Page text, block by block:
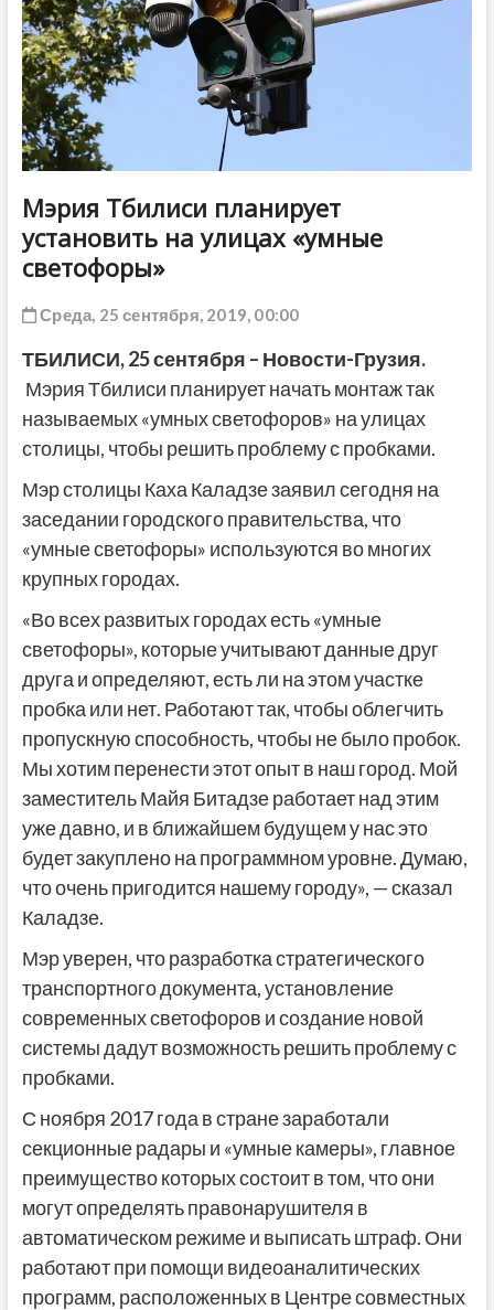
Мэрия Тбилиси планирует
установить на улицах «умные
светофоры»
Среда, 25 сентября, 2019, 00:00
ТБИЛИСИ,25сентября – Новости-Грузия.
Мэрия Тбилиси планирует начать монтаж так
называемых «умных светофоров» на улицах
столицы, чтобы решить проблему с пробками.
Мэр столицы Каха Каладзе заявил сегодня на
заседании городского правительства, что
«умные светофоры» используются во многих
крупных городах.
«Во всех развитых городах есть «умные
светофоры», которые учитывают данные друг
друга и определяют, есть ли на этом участке
пробка или нет. Работают так, чтобы облегчить
пропускную способность, чтобы не было пробок.
Мы хотим перенести этот опыт в наш город. Мой
заместитель Майя Битадзе работает над этим
уже давно, и в ближайшем будущем у нас это
будет закуплено на программном уровне. Думаю,
что очень пригодится нашему городу», — сказал
Каладзе.
Мэр уверен, что разработка стратегического
транспортного документа, установление
современных светофоров и создание новой
системы дадут возможность решить проблему с
пробками.
С ноября 2017 года в стране заработали
секционные радары и «умные камеры», главное
преимущество которых состоит в том, что они
могут определять правонарушителя в
автоматическом режиме и выписать штраф. Они
работают при помощи видеоаналитических
программ, расположенных в Центре совместных